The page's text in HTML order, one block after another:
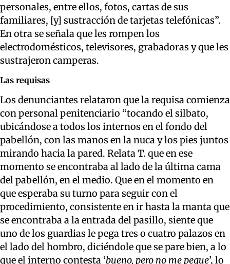
personales, entre ellos, fotos, cartas de sus
familiares, [y] sustracción de tarjetas telefónicas”.
En otra se señala que les rompen los
electrodomésticos, televisores, grabadoras y que les
sustrajeron camperas.
Las requisas
Los denunciantes relataron que la requisa comienza
con personal penitenciario “tocando el silbato,
ubicándose a todos los internos en el fondo del
pabellón, con las manos en la nuca y los pies juntos
mirando hacia la pared. Relata T. que en ese
momento se encontraba al lado de la última cama
del pabellón, en el medio. Que en el momento en
que esperaba su turno para seguir con el
procedimiento, consistente en ir hasta la manta que
se encontraba a la entrada del pasillo, siente que
uno de los guardias le pega tres o cuatro palazos en
el lado del hombro, diciéndole que se pare bien, a lo
que el interno contesta ‘bueno, pero no me pegue’, lo